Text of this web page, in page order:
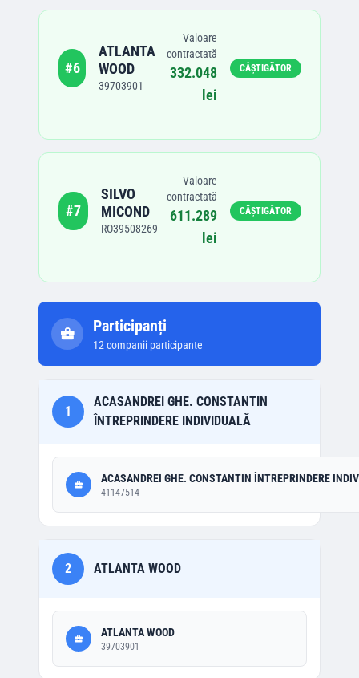
#6
ATLANTA
WOOD
39703901
Valoare
contractată
332.048
lei
CÂȘTIGĂTOR
#7
SILVO
MICOND
RO39508269
Valoare
contractată
611.289
lei
CÂȘTIGĂTOR
Participanți
12 companii participante
1
ACASANDREI GHE. CONSTANTIN
ÎNTREPRINDERE INDIVIDUALĂ
ACASANDREI GHE. CONSTANTIN ÎNTREPRINDERE
41147514
2 ATLANTA WOOD
ATLANTA WOOD
39703901